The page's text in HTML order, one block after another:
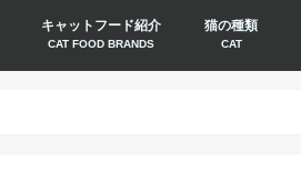
キャットフード紹介
CAT FOOD BRANDS
猫の種類
CAT